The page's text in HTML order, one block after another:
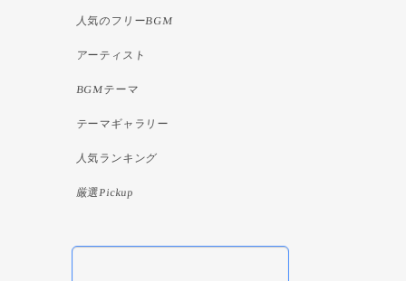
人気のフリーBGM
アーティスト
BGMテーマ
テーマギャラリー
人気ランキング
厳選Pickup